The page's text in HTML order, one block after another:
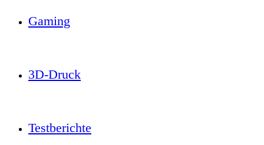
Gaming
3D-Druck
Testberichte